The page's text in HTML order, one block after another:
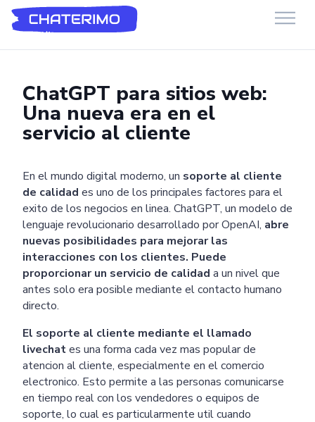
ChatGPT para sitios web:
Una nueva era en el
servicio al cliente
En el mundo digital moderno, un soporte al cliente
de calidad es uno de los principales factores para el
exito de los negocios en linea. ChatGPT, un modelo de
lenguaje revolucionario desarrollado por OpenAI, abre
nuevas posibilidades para mejorar las
interacciones con los clientes. Puede
proporcionar un servicio de calidad a un nivel que
antes solo era posible mediante el contacto humano
directo.
El soporte al cliente mediante el llamado
livechates una forma cada vez mas popular de
atencion al cliente, especialmente en el comercio
electronico. Esto permite a las personas comunicarse
en tiempo real con los vendedores o equipos de
soporte, lo cual es particularmente util cuando
Chaterimo HelpDesk